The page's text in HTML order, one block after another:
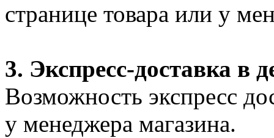
странице товара или у
3. Экспресс-доставка в
Возможность экспресс
у менеджера магазина.